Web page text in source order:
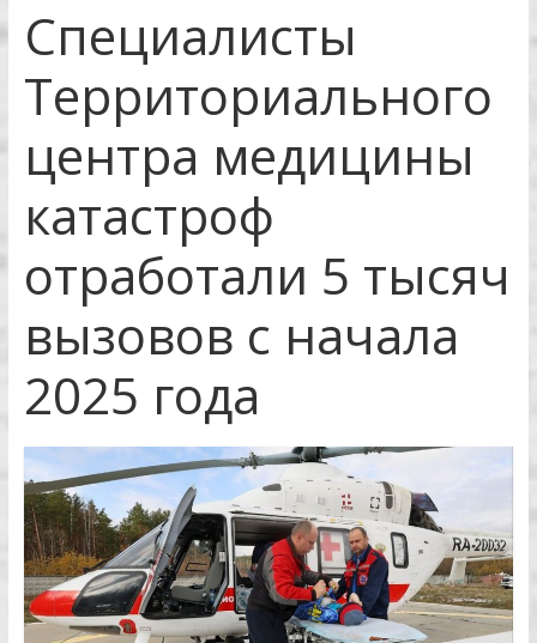
Специалисты
Территориального
центра медицины
катастроф
отработали 5 тысяч
вызовов с начала
2025 года